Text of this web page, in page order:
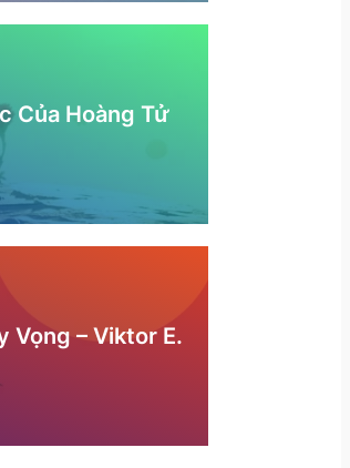
Của Hoàng Tử
Vọng – Viktor E.